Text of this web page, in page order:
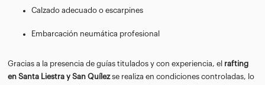
Calzado adecuado o escarpines
Embarcación neumática profesional
Gracias a la presencia de guías titulados y con experiencia, el rafting
en Santa Liestra y San Quílezse realiza en condiciones controladas, lo